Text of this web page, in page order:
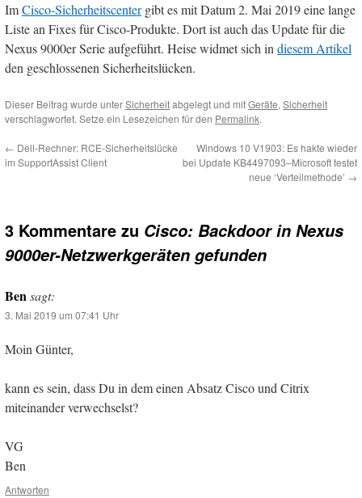
ImCisco-Sicherheitscentergibt es mit Datum 2. Mai 2019 eine lange
Liste an Fixes für Cisco-Produkte. Dort ist auch das Update für die
Nexus 9000er Serie aufgeführt. Heise widmet sich indiesem Artikel
den geschlossenen Sicherheitslücken.
Dieser Beitrag wurde unterSicherheitabgelegt und mitGeräte, Sicherheit
verschlagwortet. Setze ein Lesezeichen für den Permalink.
← Dell-Rechner: RCE-Sicherheitslücke
im SupportAssist Client
Windows 10 V1903: Es hakte wieder
bei Update KB4497093–Microsoft testet
neue ‘Verteilmethode’ →
3 Kommentare zu Cisco: Backdoor in Nexus
9000er-Netzwerkgeräten gefunden
Bensagt:
3. Mai 2019 um 07:41 Uhr
Moin Günter,
kann es sein, dass Du in dem einen Absatz Cisco und Citrix
miteinander verwechselst?
VG
Ben
Antworten